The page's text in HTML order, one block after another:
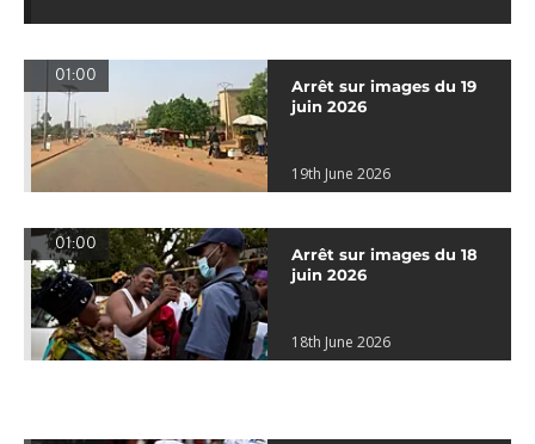
01:00
Arrêt sur images du 19
juin 2026
19th June 2026
01:00
Arrêt sur images du 18
juin 2026
18th June 2026